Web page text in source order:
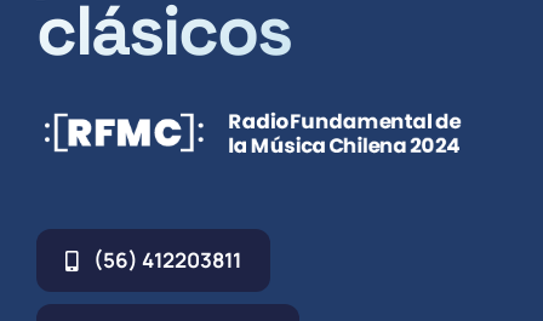
clásicos
(56) 412203811